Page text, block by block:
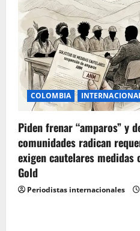
COLOMBIA
Piden frenar “amparos” y
comunidades radican
exigen cautelares
Gold
Periodistas internacionales